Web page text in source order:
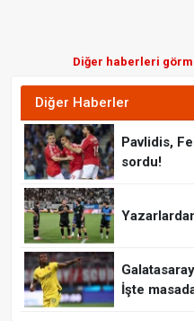
Diğer haberleri
Diğer Haberler
Pavlidis,
sordu!
İşte